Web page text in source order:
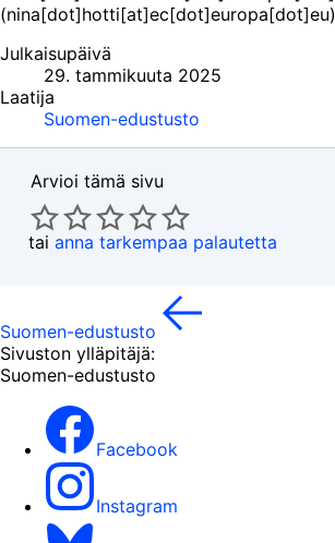
(nina[dot]hotti[at]ec[dot]europa[dot]eu)
Julkaisupäivä
29. tammikuuta 2025
Laatija
Suomen-edustusto
Arvioi tämä sivu
tai anna tarkempaa palautetta
Suomen-edustusto
Sivuston ylläpitäjä:
Suomen-edustusto
Facebook
Instagram